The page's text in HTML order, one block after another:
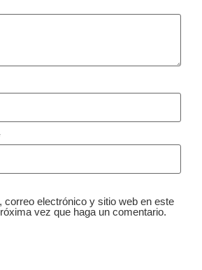
correo electrónico y sitio web en este
vez que haga un comentario.